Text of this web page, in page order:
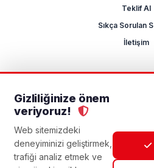
Gizliliğinize önem
veriyoruz!
Web sitemizdeki
deneyiminizi geliştirmek,
trafiği analiz etmek ve
Teklif Al
Sıkça Sorulan
İletişim
KVKKGizlilik Politikası